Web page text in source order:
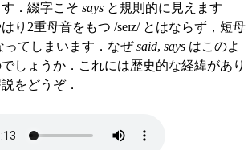
．綴字こそ says と規則的に見えます
り2重母音をもつ /seɪz/ とはならず，短母
ってしまいます．なぜsaid, says はこのよ
しょうか．これには歴史的な経緯があり
をどうぞ．